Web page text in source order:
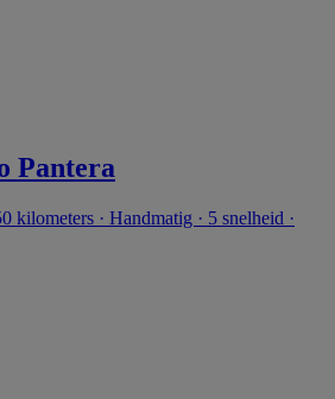
Pantera
kilometers · Handmatig · 5 snelheid ·